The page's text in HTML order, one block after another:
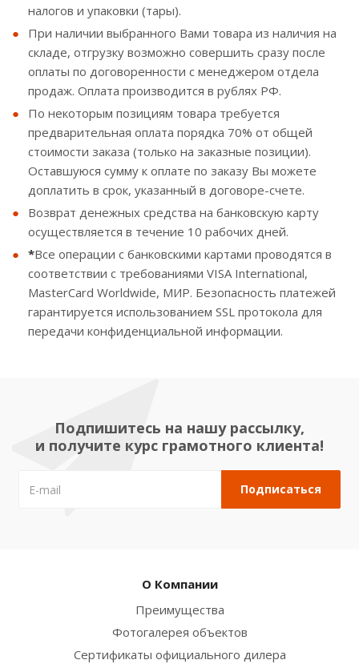
налогов и упаковки (тары).
При наличии выбранного Вами товара из наличия на
складе, отгрузку возможно совершить сразу после
оплаты по договоренности с менеджером отдела
продаж. Оплата производится в рублях РФ.
По некоторым позициям товара требуется
предварительная оплата порядка 70% от общей
стоимости заказа (только на заказные позиции).
Оставшуюся сумму к оплате по заказу Вы можете
доплатить в срок, указанный в договоре-счете.
Возврат денежных средства на банковскую карту
осуществляется в течение 10 рабочих дней.
*Все операции с банковскими картами проводятся в
соответствии с требованиями VISA International,
MasterCard Worldwide, МИР. Безопасность платежей
гарантируется использованием SSL протокола для
передачи конфиденциальной информации.
Подпишитесь на нашу рассылку,
и получите курс грамотного клиента!
О Компании
Преимущества
Фотогалерея объектов
Сертификаты официального дилера